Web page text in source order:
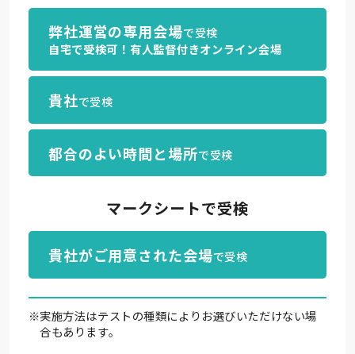
お問い合わせ
資料請求 お申し込み
弊社運営の専用会場で受検
自宅で受検可！有人監督付きオンライン会場
貴社で受検
都合のよい時間と場所で受検
マークシートで受検
貴社がご用意された会場で受検
※実施方法はテストの種類によりお選びいただけない場
合もあります。